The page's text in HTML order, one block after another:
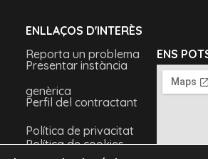
ENLLAÇOS D'INTERÈS
Reporta un problema
Presentar instància
genèrica
Perfil del contractant
Política de privacitat
Política de cookies
Avís legal
ENS